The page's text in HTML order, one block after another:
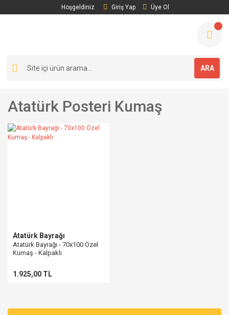
Hoşgeldiniz Giriş Yap Üye Ol
ARA
Atatürk Posteri Kumaş
Atatürk Bayrağı
Atatürk Bayrağı - 70x100 Özel
Kumaş - Kalpaklı
1.925,00 TL